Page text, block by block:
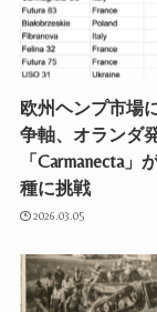
欧州ヘンプ市場
争軸、オランダ
「Carmanecta」
種に挑戦
2026.03.05